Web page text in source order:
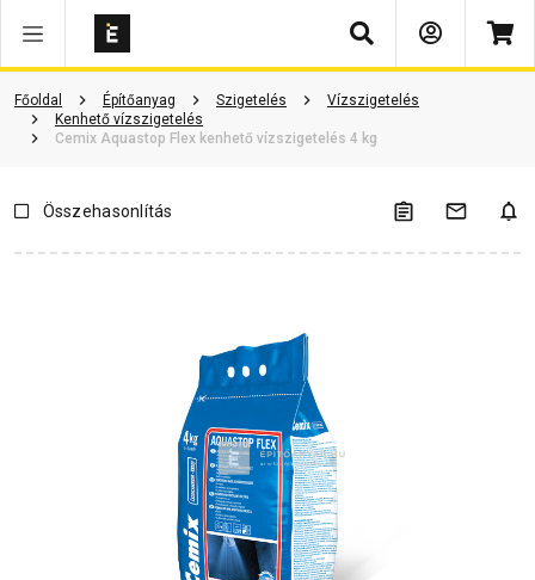
Keresés
Főoldal Építőanyag Szigetelés
Vízszigetelés
Kenhető vízszigetelés
Cemix Aquastop Flex kenhető vízszigetelés 4 kg
Vásárlói vélemények Kérdések és válaszok Kapcsolódó cikkek
Összehasonlítás